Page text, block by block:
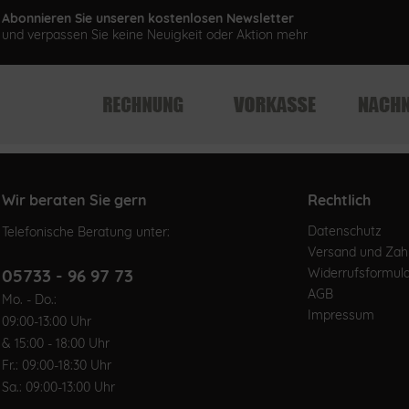
Abonnieren Sie unseren kostenlosen Newsletter
und verpassen Sie keine Neuigkeit oder Aktion mehr
Wir beraten Sie gern
Telefonische Beratung unter:
05733 - 96 97 73
Mo. - Do.:
09:00-13:00 Uhr
& 15:00 - 18:00 Uhr
Fr.: 09:00-18:30 Uhr
Sa.: 09:00-13:00 Uhr
Rechtlich
Datenschutz
Versand und
AGB
Impressum